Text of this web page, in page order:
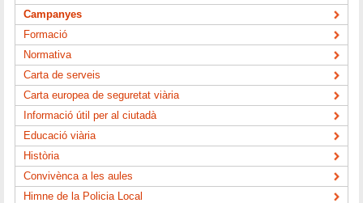
Campanyes
Formació
Normativa
Carta de serveis
Carta europea de seguretat viària
Informació útil per al ciutadà
Educació viària
Història
Convivènca a les aules
Himne de la Policia Local